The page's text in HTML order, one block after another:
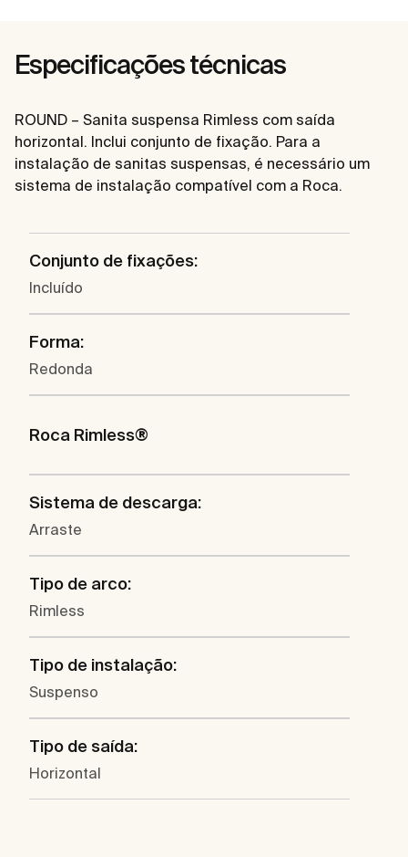
Especificações técnicas
ROUND – Sanita suspensa Rimless com saída
horizontal. Inclui conjunto de fixação. Para a
instalação de sanitas suspensas, é necessário um
sistema de instalação compatível com a Roca.
Conjunto de fixações:
Incluído
Forma:
Redonda
Roca Rimless®
Sistema de descarga:
Arraste
Tipo de arco:
Rimless
Tipo de instalação:
Suspenso
Tipo de saída:
Horizontal